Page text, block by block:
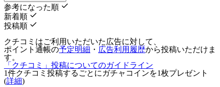
参考になった順
新着順
投稿順
クチコミはご利用いただいた広告に対して、
ポイント通帳の予定明細 ・ 広告利用履歴から投稿いただけま
す。
「クチコミ」投稿についてのガイドライン
1件クチコミ投稿するごとに ガチャコインを1枚プレゼント
(詳細)